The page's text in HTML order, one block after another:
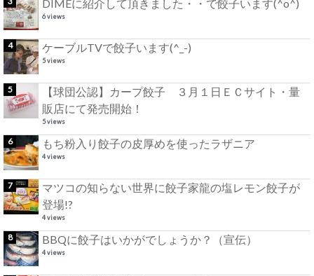
DIMEに紹介して頂きました・・で餃子います(^o^)
6 views
ケーブルTVで餃子います(^_-)
5 views
【球団公認】カープ餃子 ３月１日ＥＣサイト・量
販店にて発売開始！
5 views
もち粉入り餃子の皮厚めを使ったラザニア
4 views
マツコの知らない世界に餃子家龍の塩レモン餃子が
登場!?
4 views
BBQに餃子はいかがでしょうか？（宣伝）
4 views